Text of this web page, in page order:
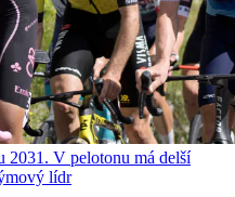
2031. V pelotonu má delší
lídr